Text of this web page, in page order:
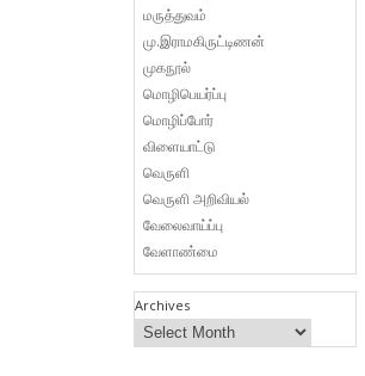
மருத்துவம்
மு.இராமகிருட்டிணன்
முகநூல்
மொழிபெயர்ப்பு
மொழிப்போர்
விளையாட்டு
வெருளி
வெருளி அறிவியல்
வேலைவாய்ப்பு
வேளாண்மை
Archives